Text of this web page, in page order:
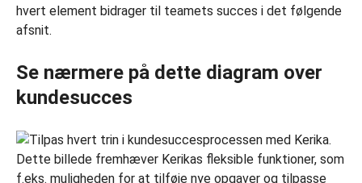
hvert element bidrager til teamets succes i det følgende
afsnit.
Se nærmere på dette diagram over
kundesucces